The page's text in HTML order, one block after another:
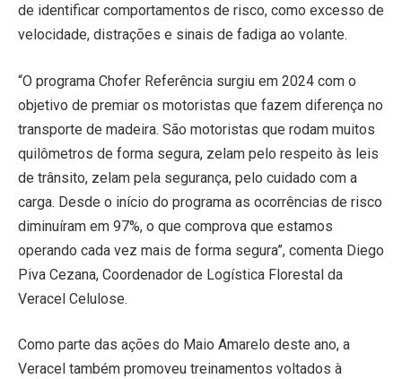
de identificar comportamentos de risco, como excesso de
velocidade, distrações e sinais de fadiga ao volante.
“O programa Chofer Referência surgiu em 2024 com o
objetivo de premiar os motoristas que fazem diferença no
transporte de madeira. São motoristas que rodam muitos
quilômetros de forma segura, zelam pelo respeito às leis
de trânsito, zelam pela segurança, pelo cuidado com a
carga. Desde o início do programa as ocorrências de risco
diminuíram em 97%, o que comprova que estamos
operando cada vez mais de forma segura”, comenta Diego
Piva Cezana, Coordenador de Logística Florestal da
Veracel Celulose.
Como parte das ações do Maio Amarelo deste ano, a
Veracel também promoveu treinamentos voltados à